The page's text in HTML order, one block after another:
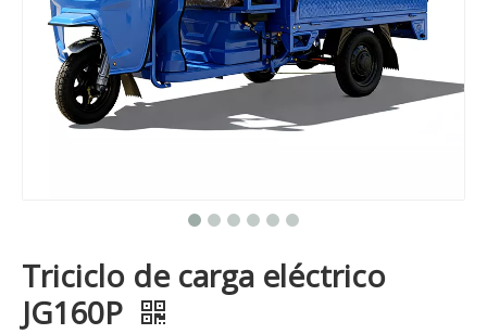
Triciclo de carga eléctrico
JG160P